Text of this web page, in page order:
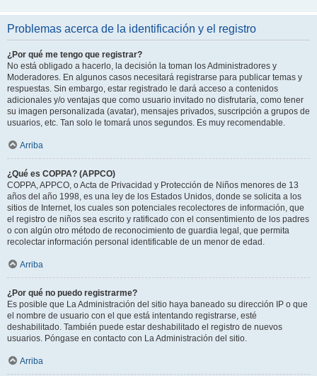
Problemas acerca de la identificación y el registro
¿Por qué me tengo que registrar?
No está obligado a hacerlo, la decisión la toman los Administradores y
Moderadores. En algunos casos necesitará registrarse para publicar temas y
respuestas. Sin embargo, estar registrado le dará acceso a contenidos
adicionales y/o ventajas que como usuario invitado no disfrutaría, como tener
su imagen personalizada (avatar), mensajes privados, suscripción a grupos de
usuarios, etc. Tan solo le tomará unos segundos. Es muy recomendable.
Arriba
¿Qué es COPPA? (APPCO)
COPPA, APPCO, o Acta de Privacidad y Protección de Niños menores de 13
años del año 1998, es una ley de los Estados Unidos, donde se solicita a los
sitios de Internet, los cuales son potenciales recolectores de información, que
el registro de niños sea escrito y ratificado con el consentimiento de los padres
o con algún otro método de reconocimiento de guardia legal, que permita
recolectar información personal identificable de un menor de edad.
Arriba
¿Por qué no puedo registrarme?
Es posible que La Administración del sitio haya baneado su dirección IP o que
el nombre de usuario con el que está intentando registrarse, esté
deshabilitado. También puede estar deshabilitado el registro de nuevos
usuarios. Póngase en contacto con La Administración del sitio.
Arriba